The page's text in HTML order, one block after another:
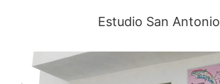
Estudio San Antonio